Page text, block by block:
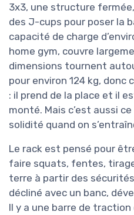
3x3, une structure
des J-cups pour poser la
capacité de charge
home gym, couvre
dimensions tournent
pour environ 124 kg, donc
: il prend de la place et il
monté. Mais c’est aussi
solidité quand on
Le rack est pensé pour
faire squats, fentes,
terre à partir des
décliné avec un banc,
Il y a une barre de